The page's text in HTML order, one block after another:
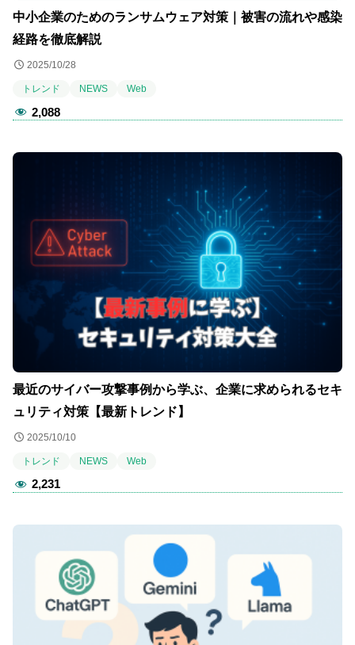
中小企業のためのランサムウェア対策｜被害の流れや感染
経路を徹底解説
2025/10/28
トレンド NEWS Web
2,088
最近のサイバー攻撃事例から学ぶ、企業に求められるセキ
ュリティ対策【最新トレンド】
2025/10/10
トレンド NEWS Web
2,231